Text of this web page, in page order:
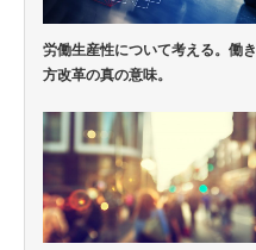
労働生産性について考える。働き
方改革の真の意味。